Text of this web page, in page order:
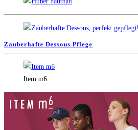
Zauberhafte Dessous Pflege
Item m6